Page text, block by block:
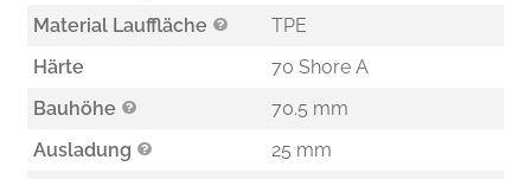
Material Lauffläche
TPE
Härte
70 Shore A
Bauhöhe
70.5 mm
Ausladung
25 mm